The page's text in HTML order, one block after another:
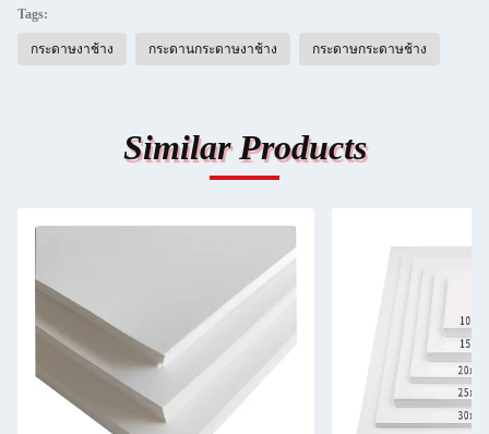
Tags:
กระดาษงาช้าง กระดานกระดาษงาช้าง กระดาษกระดาษช้าง
Similar Products